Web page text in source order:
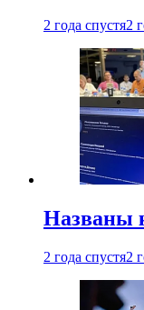
2 года спустя2
Названы
2 года спустя2